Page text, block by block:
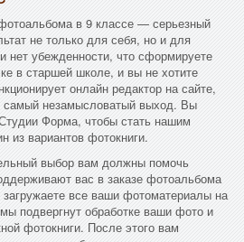
в 9 классе — серьезный
не только для себя, но и для
убежденности, что сформируете
в старшей школе, и вы не хотите
онлайн редактор на сайте,
незамысловатый выход. Вы
Форма, чтобы стать нашим
из вариантов фотокниги.
выбор вам должны помочь
вас в заказе фотоальбома
все ваши фотоматериалы на
подвергнут обработке ваши фото и
фотокниги. После этого вам